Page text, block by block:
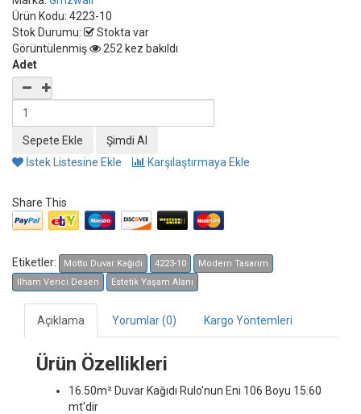
Ürün Kodu: 4223-10
Stok Durumu:
Stokta var
Görüntülenmiş
252 kez bakıldı
Adet
İstek Listesine Ekle Karşılaştırmaya Ekle
Share This
Etiketler: Motto Duvar Kağıdı 4223-10
Modern Tasarım
Ilham Verici Desen
Estetik Yaşam Alanı
Açıklama Yorumlar (0) Kargo Yöntemleri
Ürün Özellikleri
16.50m² Duvar Kağıdı Rulo'nun Eni 106 Boyu 15.60
mt'dir